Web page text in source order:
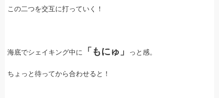
この二つを交互に打っていく！
海底でシェイキング中に 「もにゅ」 っと感。
ちょっと待ってから合わせると！